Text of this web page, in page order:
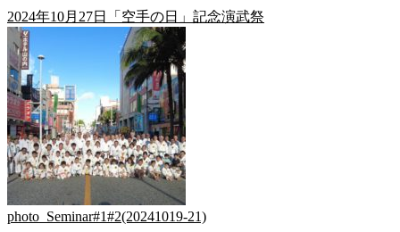
2024年10月27日「空手の日」記念演武祭
photo_Seminar#1#2(20241019-21)